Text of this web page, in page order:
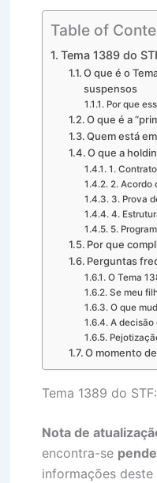
Table of
Tema 1389 do
O que é o
suspensos
Por que
O que é a
Quem está
O que a
1.
2. Acordo
3. Prova
4.
5.
Por que
Perguntas
O Tema
Se meu
O que
A decisão
O momento
Tema 1389 do
Nota de
encontra-se
informações